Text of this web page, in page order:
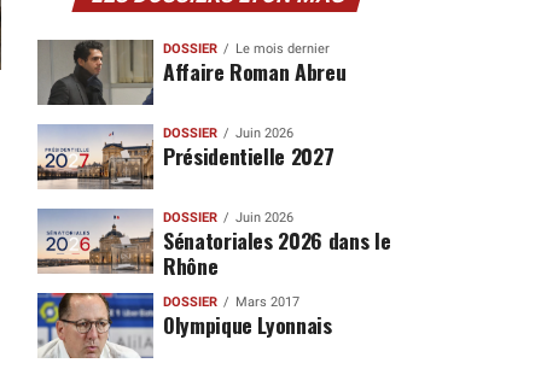
DOSSIER Le mois dernier
Affaire Roman Abreu
DOSSIER Juin 2026
Présidentielle 2027
DOSSIER Juin 2026
Sénatoriales 2026 dans le
Rhône
DOSSIER Mars 2017
Olympique Lyonnais